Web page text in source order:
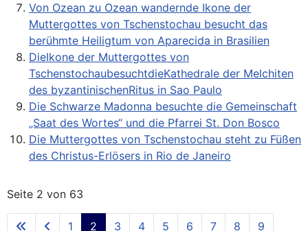
Von Ozean zu Ozean wandernde Ikone der
Muttergottes von Tschenstochau besucht das
berühmte Heiligtum von Aparecida in Brasilien
DieIkone der Muttergottes von
TschenstochaubesuchtdieKathedrale der Melchiten
des byzantinischenRitus in Sao Paulo
Die Schwarze Madonna besuchte die Gemeinschaft
„Saat des Wortes“ und die Pfarrei St. Don Bosco
Die Muttergottes von Tschenstochau steht zu Füßen
des Christus-Erlösers in Rio de Janeiro
Seite 2 von 63
1 2 3 4 5 6 7 8 9